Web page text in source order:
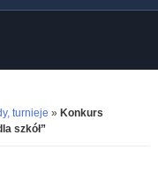
turnieje » Konkurs
szkół”